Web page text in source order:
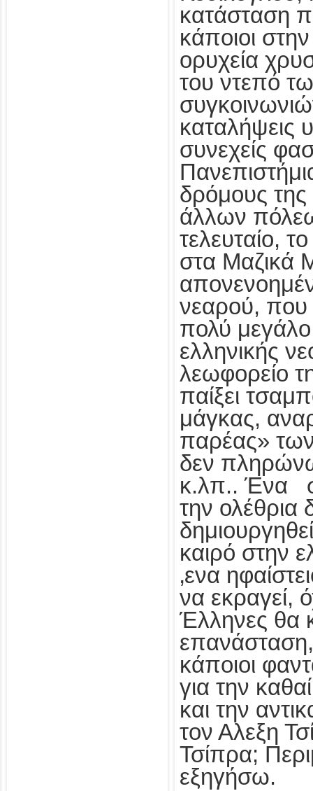
κατάσταση
κάποιοι
ορυχεία
του ντεπό
καταλήψεις
συνεχείς
δρόμους
άλλων
τελευταίο,
στα Μαζικά
νεαρού, που
πολύ
ελληνικής
λεωφορείο
παίξει
μάγκας,
παρέας»
δεν
κ.λπ.. Ένα
την ολέθρια
καιρό στην
‚ενα
να εκραγεί,
Έλληνες θα
κάποιοι
για την
και την
τον Αλεξη
Τσίπρα;
εξηγήσω.